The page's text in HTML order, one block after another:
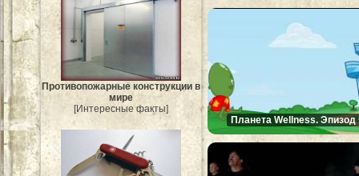
Противопожарные конструкции в
мире
[Интересные факты]
Планета Wellness. Эпизод